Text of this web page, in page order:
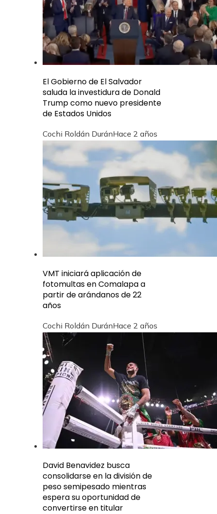
El Gobierno de El Salvador
saluda la investidura de Donald
Trump como nuevo presidente
de Estados Unidos
Cochi Roldán DuránHace 2 años
VMT iniciará aplicación de
fotomultas en Comalapa a
partir de arándanos de 22
años
Cochi Roldán DuránHace 2 años
David Benavidez busca
consolidarse en la división de
peso semipesado mientras
espera su oportunidad de
convertirse en titular